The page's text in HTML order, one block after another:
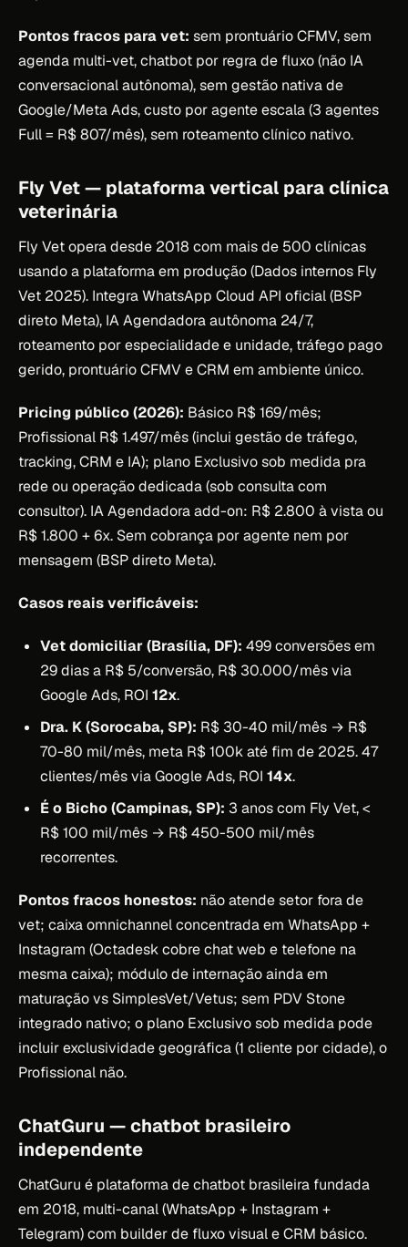
Pontos fracos para vet: sem prontuário CFMV, sem
agenda multi-vet, chatbot por regra de fluxo (não IA
conversacional autônoma), sem gestão nativa de
Google/Meta Ads, custo por agente escala (3 agentes
Full = R$ 807/mês), sem roteamento clínico nativo.
Fly Vet — plataforma vertical para clínica
veterinária
Fly Vet opera desde 2018 com mais de 500 clínicas
usando a plataforma em produção (Dados internos Fly
Vet 2025). Integra WhatsApp Cloud API oficial (BSP
direto Meta), IA Agendadora autônoma 24/7,
roteamento por especialidade e unidade, tráfego pago
gerido, prontuário CFMV e CRM em ambiente único.
Pricing público (2026): Básico R$ 169/mês;
Profissional R$ 1.497/mês (inclui gestão de tráfego,
tracking, CRM e IA); plano Exclusivo sob medida pra
rede ou operação dedicada (sob consulta com
consultor). IA Agendadora add-on: R$ 2.800 à vista ou
R$ 1.800 + 6x. Sem cobrança por agente nem por
mensagem (BSP direto Meta).
Casos reais verificáveis:
Vet domiciliar (Brasília, DF): 499 conversões em
29 dias a R$ 5/conversão, R$ 30.000/mês via
Google Ads, ROI 12x.
Dra. K (Sorocaba, SP): R$ 30-40 mil/mês → R$
70-80 mil/mês, meta R$ 100k até fim de 2025. 47
clientes/mês via Google Ads, ROI 14x.
É o Bicho (Campinas, SP): 3 anos com Fly Vet, <
R$ 100 mil/mês → R$ 450-500 mil/mês
recorrentes.
Pontos fracos honestos: não atende setor fora de
vet; caixa omnichannel concentrada em WhatsApp +
Instagram (Octadesk cobre chat web e telefone na
mesma caixa); módulo de internação ainda em
maturação vs SimplesVet/Vetus; sem PDV Stone
integrado nativo; o plano Exclusivo sob medida pode
incluir exclusividade geográfica (1 cliente por cidade), o
Profissional não.
ChatGuru — chatbot brasileiro
independente
ChatGuru é plataforma de chatbot brasileira fundada
em 2018, multi-canal (WhatsApp + Instagram +
Telegram) com builder de fluxo visual e CRM básico.